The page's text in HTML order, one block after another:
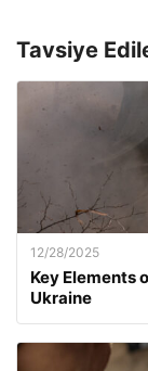
Tavsiye
12/28/2025
Key Elements
Ukraine